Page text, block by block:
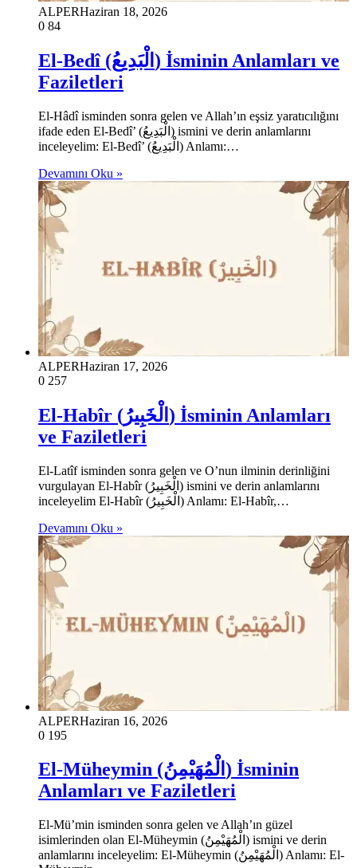
ALPERHaziran 18, 2026
0 84
El-Bedî (الْبَدِيعُ) İsminin Anlamları ve
Faziletleri
El-Hâdî isminden sonra gelen ve Allah’ın eşsiz yaratıcılığını
ifade eden El-Bedî’ (الْبَدِيعُ) ismini ve derin anlamlarını
inceleyelim: El-Bedî’ (الْبَدِيعُ) Anlamı:…
Devamını Oku »
ALPERHaziran 17, 2026
0 257
El-Habîr (الْخَبِيرُ) İsminin Anlamları
ve Faziletleri
El-Latîf isminden sonra gelen ve O’nun ilminin derinliğini
vurgulayan El-Habîr (الْخَبِيرُ) ismini ve derin anlamlarını
inceleyelim El-Habîr (الْخَبِيرُ) Anlamı: El-Habîr,…
Devamını Oku »
ALPERHaziran 16, 2026
0 195
El-Müheymin (الْمُهَيْمِنُ) İsminin
Anlamları ve Faziletleri
El-Mü’min isminden sonra gelen ve Allah’ın güzel
isimlerinden olan El-Müheymin (الْمُهَيْمِنُ) ismini ve derin
anlamlarını inceleyelim: El-Müheymin (الْمُهَيْمِنُ) Anlamı: El-